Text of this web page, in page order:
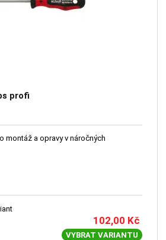
profi
montáž a opravy v náročných
102,00 Kč
VYBRAT VARIANTU